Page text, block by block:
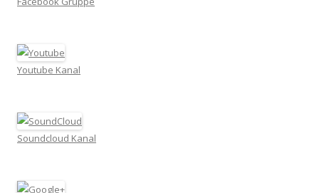
Youtube Kanal
Soundcloud Kanal